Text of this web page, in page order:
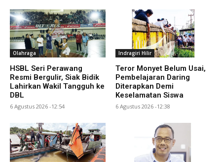
Olahraga
HSBL Seri Perawang
Resmi Bergulir, Siak Bidik
Lahirkan Wakil Tangguh ke
DBL
6 Agustus 2026 -12:54
Indragiri Hilir
Teror Monyet Belum Usai,
Pembelajaran Daring
Diterapkan Demi
Keselamatan Siswa
6 Agustus 2026 -12:38